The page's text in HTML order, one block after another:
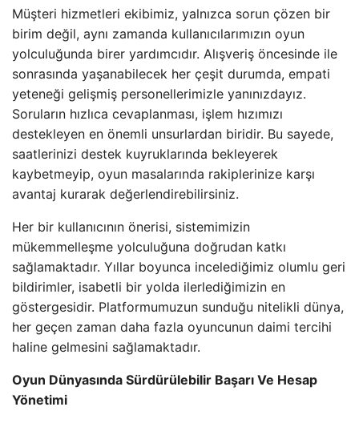
Müşteri hizmetleri ekibimiz, yalnızca sorun çözen bir
birim değil, aynı zamanda kullanıcılarımızın oyun
yolculuğunda birer yardımcıdır. Alışveriş öncesinde ile
sonrasında yaşanabilecek her çeşit durumda, empati
yeteneği gelişmiş personellerimizle yanınızdayız.
Soruların hızlıca cevaplanması, işlem hızımızı
destekleyen en önemli unsurlardan biridir. Bu sayede,
saatlerinizi destek kuyruklarında bekleyerek
kaybetmeyip, oyun masalarında rakiplerinize karşı
avantaj kurarak değerlendirebilirsiniz.
Her bir kullanıcının önerisi, sistemimizin
mükemmelleşme yolculuğuna doğrudan katkı
sağlamaktadır. Yıllar boyunca incelediğimiz olumlu geri
bildirimler, isabetli bir yolda ilerlediğimizin en
göstergesidir. Platformumuzun sunduğu nitelikli dünya,
her geçen zaman daha fazla oyuncunun daimi tercihi
haline gelmesini sağlamaktadır.
Oyun Dünyasında Sürdürülebilir Başarı Ve Hesap
Yönetimi